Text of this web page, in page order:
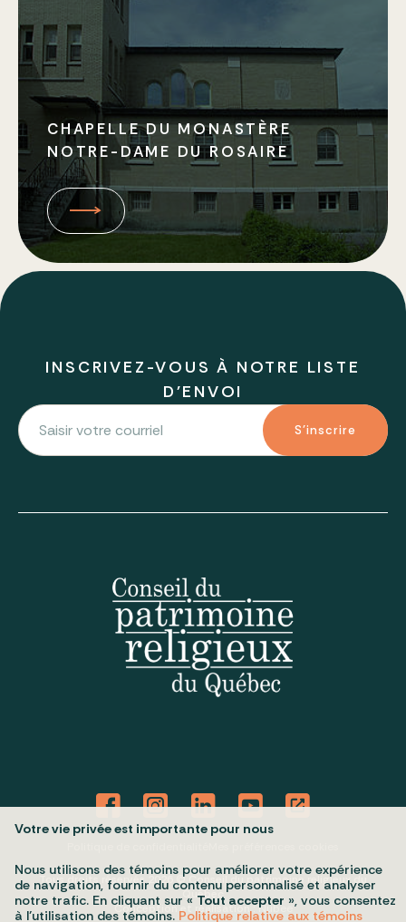
CHAPELLE DU MONASTÈRE
NOTRE-DAME DU ROSAIRE
INSCRIVEZ-VOUS À NOTRE LISTE
D'ENVOI
S'inscrire
Tous droits réservés 2026 © Conseil du patrimoine religieux du
Québec
Conception et réalisation :Nubee
Votre vie privée est importante pour nous
Nous utilisons des témoins pour améliorer votre expérience
de navigation, fournir du contenu personnalisé et analyser
notre trafic. En cliquant sur « Tout accepter », vous consentez
à l’utilisation des témoins. Politique relative aux témoins